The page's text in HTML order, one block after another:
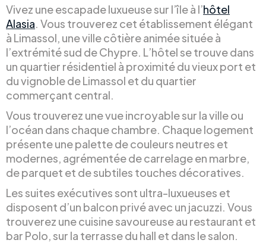
Vivez une escapade luxueuse sur l’île à l’hôtel
Alasia. Vous trouverez cet établissement élégant
à Limassol, une ville côtière animée située à
l’extrémité sud de Chypre. L’hôtel se trouve dans
un quartier résidentiel à proximité du vieux port et
du vignoble de Limassol et du quartier
commerçant central.
Vous trouverez une vue incroyable sur la ville ou
l’océan dans chaque chambre. Chaque logement
présente une palette de couleurs neutres et
modernes, agrémentée de carrelage en marbre,
de parquet et de subtiles touches décoratives.
Les suites exécutives sont ultra-luxueuses et
disposent d’un balcon privé avec un jacuzzi. Vous
trouverez une cuisine savoureuse au restaurant et
bar Polo, sur la terrasse du hall et dans le salon.